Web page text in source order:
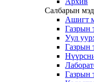
Салбарын
Ашигт
Газрын
Уул
Газрын
Газрын